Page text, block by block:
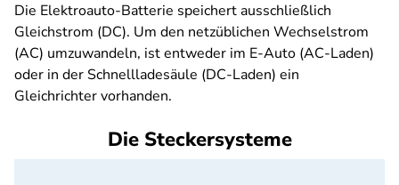
Die Elektroauto-Batterie speichert ausschließlich
Gleichstrom (DC). Um den netzüblichen Wechselstrom
(AC) umzuwandeln, ist entweder im E-Auto (AC-Laden)
oder in der Schnellladesäule (DC-Laden) ein
Gleichrichter vorhanden.
Die Steckersysteme